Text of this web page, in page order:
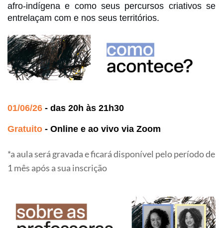
afro-indígena e como seus percursos criativos se
entrelaçam com e nos seus territórios.
01/06/26 - das 20h às 21h30
Gratuito - Online e ao vivo via Zoom
*a aula será gravada e ficará disponível pelo período de
1 mês após a sua inscrição